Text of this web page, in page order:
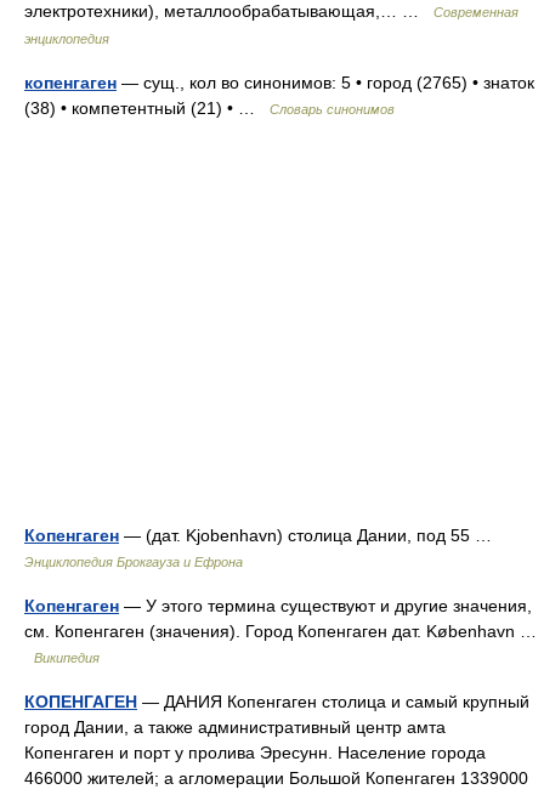
электротехники), металлообрабатывающая,… …
Современная
энциклопедия
копенгаген — сущ., кол во синонимов: 5 • город (2765) • знаток
(38) • компетентный (21) • …
Словарь синонимов
Копенгаген — (дат. Kjobenhavn) столица Дании, под 55 …
Энциклопедия Брокгауза и Ефрона
Копенгаген — У этого термина существуют и другие значения,
см. Копенгаген (значения). Город Копенгаген дат. København …
Википедия
КОПЕНГАГЕН — ДАНИЯ Копенгаген столица и самый крупный
город Дании, а также административный центр амта
Копенгаген и порт у пролива Эресунн. Население города
466000 жителей; а агломерации Большой Копенгаген 1339000